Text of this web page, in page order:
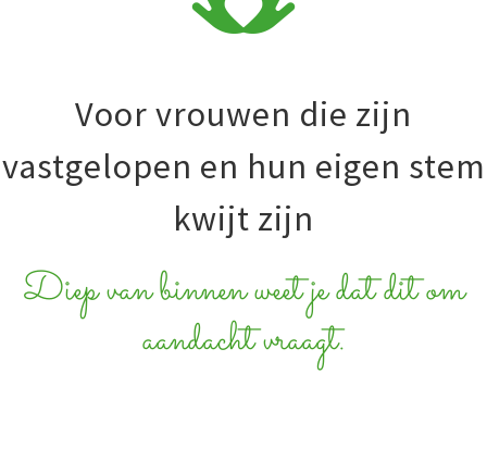
Voor vrouwen die zijn
vastgelopen en hun eigen stem
kwijt zijn
Diep van binnen weet je dat dit om
aandacht vraagt.